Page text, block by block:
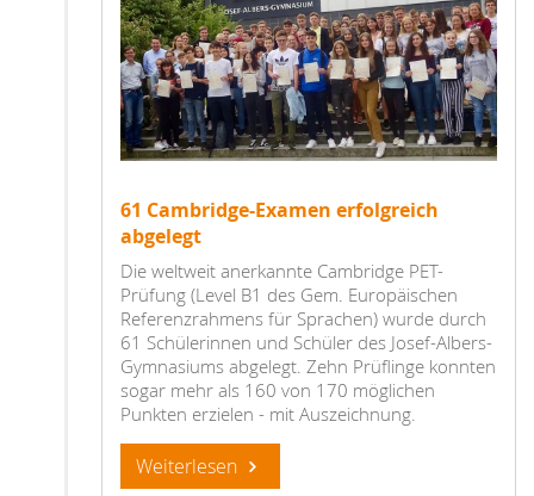
61 Cambridge-Examen erfolgreich
abgelegt
Die weltweit anerkannte Cambridge PET-
Prüfung (Level B1 des Gem. Europäischen
Referenzrahmens für Sprachen) wurde durch
61 Schülerinnen und Schüler des Josef-Albers-
Gymnasiums abgelegt. Zehn Prüflinge konnten
sogar mehr als 160 von 170 möglichen
Punkten erzielen - mit Auszeichnung.
Weiterlesen